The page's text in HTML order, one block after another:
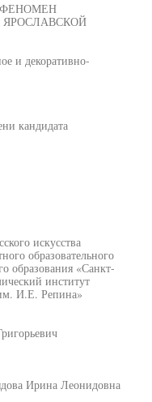
ЯРОСЛАВСКОЙ
и декоративно-
кандидата
искусства
образовательного
образования «Санкт-
институт
И.Е. Репина»
Ирина Леонидовна